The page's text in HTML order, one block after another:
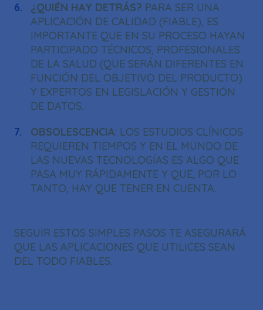
¿QUIÉN HAY DETRÁS? PARA SER UNA
APLICACIÓN DE CALIDAD (FIABLE), ES
IMPORTANTE QUE EN SU PROCESO HAYAN
PARTICIPADO TÉCNICOS, PROFESIONALES
DE LA SALUD (QUE SERÁN DIFERENTES EN
FUNCIÓN DEL OBJETIVO DEL PRODUCTO)
Y EXPERTOS EN LEGISLACIÓN Y GESTIÓN
DE DATOS.
OBSOLESCENCIA: LOS ESTUDIOS CLÍNICOS
REQUIEREN TIEMPOS Y EN EL MUNDO DE
LAS NUEVAS TECNOLOGÍAS ES ALGO QUE
PASA MUY RÁPIDAMENTE Y QUE, POR LO
TANTO, HAY QUE TENER EN CUENTA.
SEGUIR ESTOS SIMPLES PASOS TE ASEGURARÁ
QUE LAS APLICACIONES QUE UTILICES SEAN
DEL TODO FIABLES.